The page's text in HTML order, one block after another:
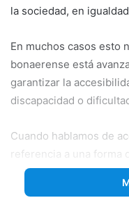
la sociedad, en
En muchos casos esto
bonaerense está
garantizar la
discapacidad o
Cuando hablamos de
referencia a una forma
personas con
navegar e interactuar